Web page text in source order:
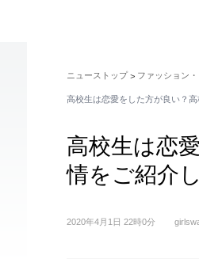
ニューストップ > ファッション
高校生は恋愛をした方が良い？
高校生は恋
情をご紹介
2020年4月1日 22時0分